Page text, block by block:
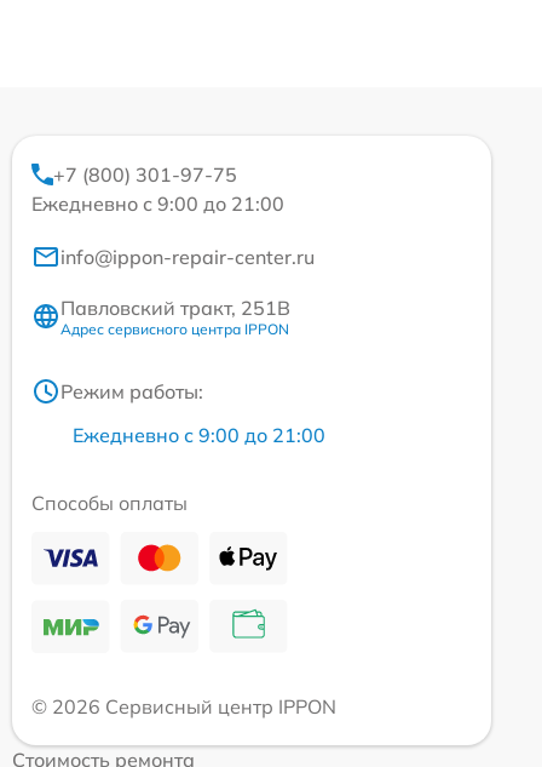
+7 (800) 301-97-75
Ежедневно с 9:00 до 21:00
info@ippon-repair-center.ru
Павловский тракт, 251В
Адрес сервисного центра IPPON
Режим работы:
Ежедневно с 9:00 до 21:00
Способы оплаты
© 2026 Сервисный центр IPPON
Стоимость ремонта